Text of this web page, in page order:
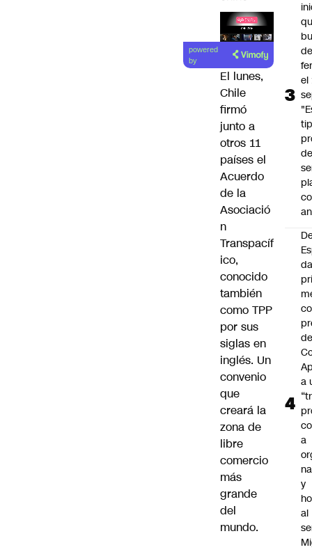
Lea el
artículo
powered
by
El lunes,
Chile
firmó
junto a
otros 11
países el
Acuerdo
de la
Asociació
n
Transpacíf
ico,
conocido
también
como TPP
por sus
siglas en
inglés. Un
convenio
que
creará la
zona de
libre
comercio
más
grande
del
mundo.
el
de
a
a
y
al